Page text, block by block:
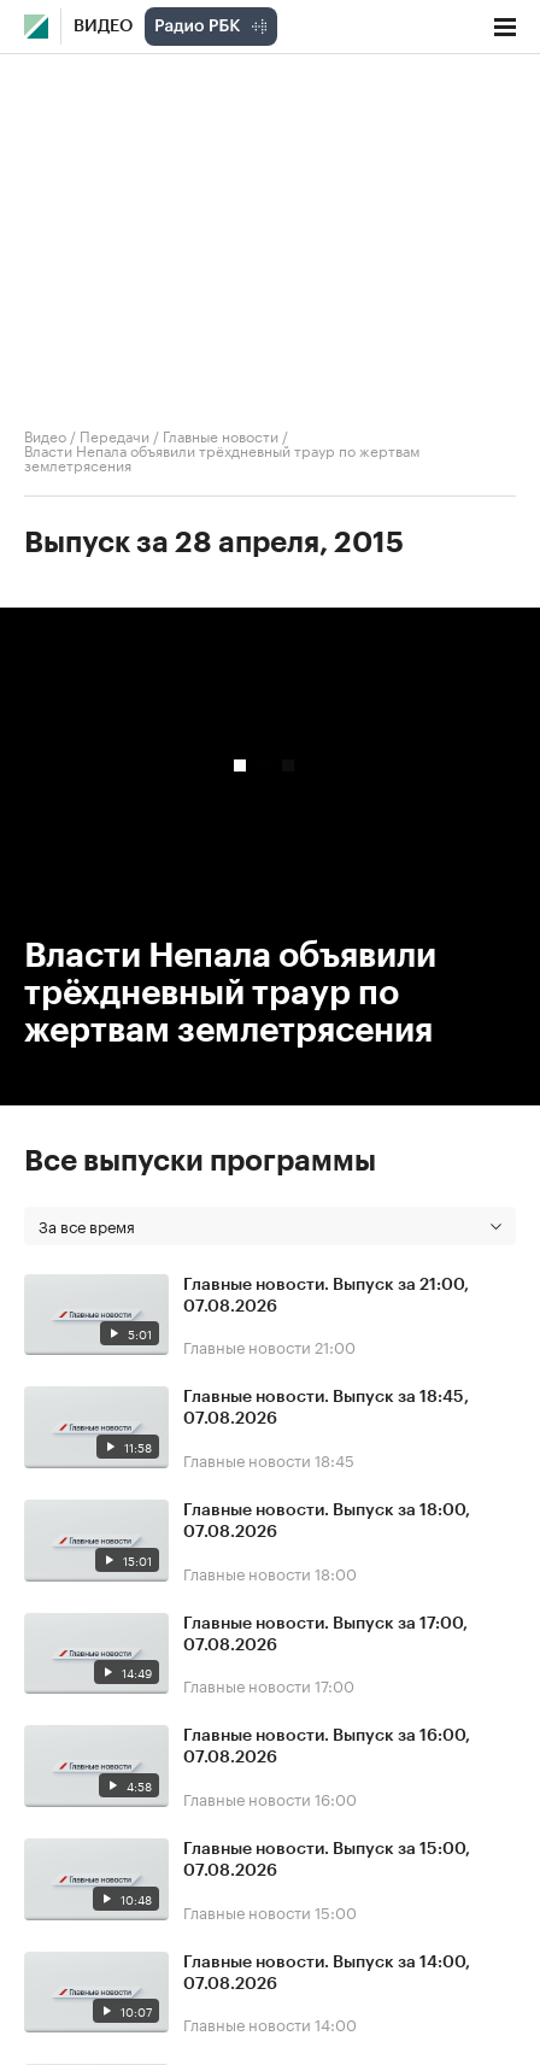
ВИДЕО
Видео / Передачи / Главные новости /
Власти Непала объявили трёхдневный траур по жертвам
землетрясения
Выпуск за 28 апреля, 2015
Власти Непала объявили
трёхдневный траур по
жертвам землетрясения
Все выпуски программы
За все время
5:01
Главные новости. Выпуск за 21:00,
07.08.2026
Главные новости 21:00
11:58
Главные новости. Выпуск за 18:45,
07.08.2026
Главные новости 18:45
15:01
Главные новости. Выпуск за 18:00,
07.08.2026
Главные новости 18:00
14:49
Главные новости. Выпуск за 17:00,
07.08.2026
Главные новости 17:00
4:58
Главные новости. Выпуск за 16:00,
07.08.2026
Главные новости 16:00
10:48
Главные новости. Выпуск за 15:00,
07.08.2026
Главные новости 15:00
10:07
Главные новости. Выпуск за 14:00,
07.08.2026
Главные новости 14:00